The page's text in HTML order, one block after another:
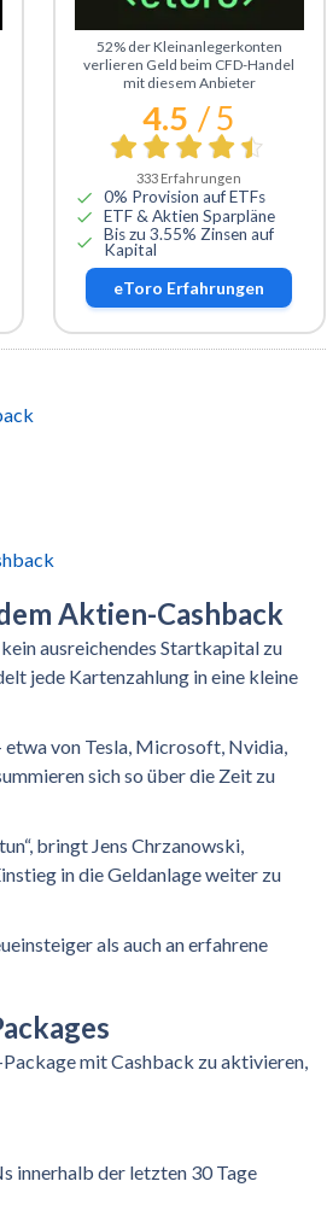
Zu eToro
52% der Kleinanlegerkonten
verlieren Geld beim CFD-Handel
mit diesem Anbieter
4.5 / 5
333 Erfahrungen
0% Provision auf ETFs
ETF & Aktien Sparpläne
Bis zu 3.55% Zinsen auf
Kapital
eToro Erfahrungen
Aktien-Cashback
ausreichendes Startkapital zu
jede Kartenzahlung in eine kleine
von Tesla, Microsoft, Nvidia,
sich so über die Zeit zu
bringt Jens Chrzanowski,
in die Geldanlage weiter zu
als auch an erfahrene
mit Cashback zu aktivieren,
innerhalb der letzten 30 Tage